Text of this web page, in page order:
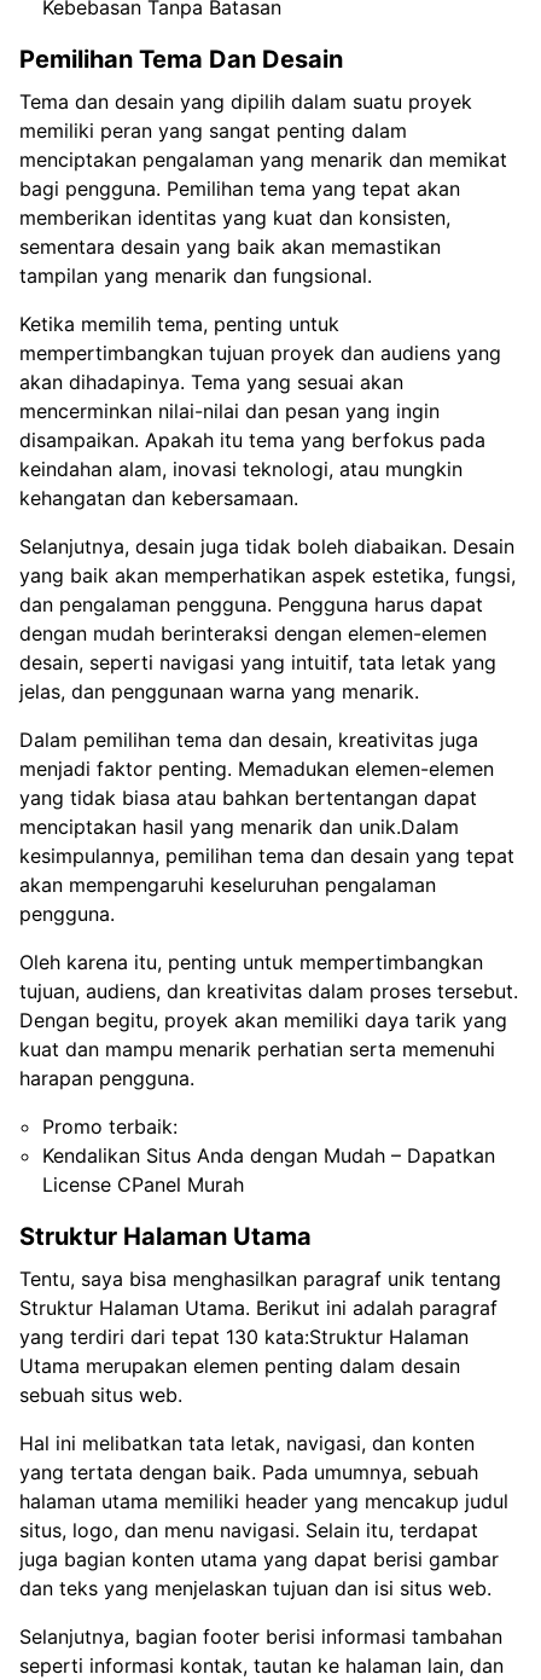
Kebebasan Tanpa Batasan
Pemilihan Tema Dan Desain
Tema dan desain yang dipilih dalam suatu proyek
memiliki peran yang sangat penting dalam
menciptakan pengalaman yang menarik dan memikat
bagi pengguna. Pemilihan tema yang tepat akan
memberikan identitas yang kuat dan konsisten,
sementara desain yang baik akan memastikan
tampilan yang menarik dan fungsional.
Ketika memilih tema, penting untuk
mempertimbangkan tujuan proyek dan audiens yang
akan dihadapinya. Tema yang sesuai akan
mencerminkan nilai-nilai dan pesan yang ingin
disampaikan. Apakah itu tema yang berfokus pada
keindahan alam, inovasi teknologi, atau mungkin
kehangatan dan kebersamaan.
Selanjutnya, desain juga tidak boleh diabaikan. Desain
yang baik akan memperhatikan aspek estetika, fungsi,
dan pengalaman pengguna. Pengguna harus dapat
dengan mudah berinteraksi dengan elemen-elemen
desain, seperti navigasi yang intuitif, tata letak yang
jelas, dan penggunaan warna yang menarik.
Dalam pemilihan tema dan desain, kreativitas juga
menjadi faktor penting. Memadukan elemen-elemen
yang tidak biasa atau bahkan bertentangan dapat
menciptakan hasil yang menarik dan unik.Dalam
kesimpulannya, pemilihan tema dan desain yang tepat
akan mempengaruhi keseluruhan pengalaman
pengguna.
Oleh karena itu, penting untuk mempertimbangkan
tujuan, audiens, dan kreativitas dalam proses tersebut.
Dengan begitu, proyek akan memiliki daya tarik yang
kuat dan mampu menarik perhatian serta memenuhi
harapan pengguna.
Promo terbaik:
Kendalikan Situs Anda dengan Mudah – Dapatkan
License CPanel Murah
Struktur Halaman Utama
Tentu, saya bisa menghasilkan paragraf unik tentang
Struktur Halaman Utama. Berikut ini adalah paragraf
yang terdiri dari tepat 130 kata:Struktur Halaman
Utama merupakan elemen penting dalam desain
sebuah situs web.
Hal ini melibatkan tata letak, navigasi, dan konten
yang tertata dengan baik. Pada umumnya, sebuah
halaman utama memiliki header yang mencakup judul
situs, logo, dan menu navigasi. Selain itu, terdapat
juga bagian konten utama yang dapat berisi gambar
dan teks yang menjelaskan tujuan dan isi situs web.
Selanjutnya, bagian footer berisi informasi tambahan
seperti informasi kontak, tautan ke halaman lain, dan